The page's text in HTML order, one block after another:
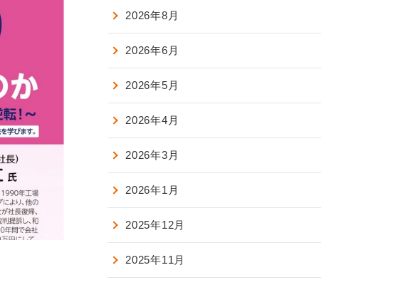
2026年8月
2026年6月
2026年5月
2026年4月
2026年3月
2026年1月
2025年12月
2025年11月